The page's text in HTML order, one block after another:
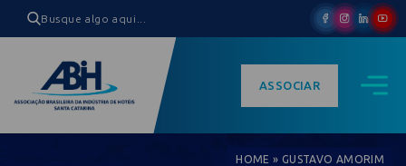
ASSOCIAR
HOME » GUSTAVO AMORIM